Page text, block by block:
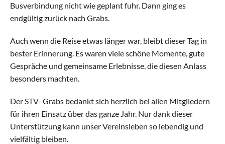
Einführungsriege
Kinderturnen Klein
Kinderturnen Gross
Jugi Mixed Klein
Jugi Mixed Gross
Busverbindung nicht wie geplant fuhr. Dann ging es
endgültig zurück nach Grabs.
Auch wenn die Reise etwas länger war, bleibt dieser Tag in
bester Erinnerung. Es waren viele schöne Momente, gute
Gespräche und gemeinsame Erlebnisse, die diesen Anlass
besonders machten.
Der STV- Grabs bedankt sich herzlich bei allen Mitgliedern
für ihren Einsatz über das ganze Jahr. Nur dank dieser
Unterstützung kann unser Vereinsleben so lebendig und
vielfältig bleiben.